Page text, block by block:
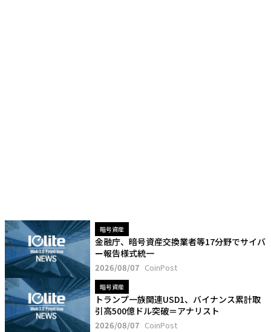
暗号資産
金融庁、暗号資産交換業者等17分野でサイバ
ー報告様式統一
2026/08/07 CoinPost
暗号資産
トランプ一族関連USD1、バイナンス累計取
引高500億ドル突破＝アナリスト
2026/08/07 CoinPost